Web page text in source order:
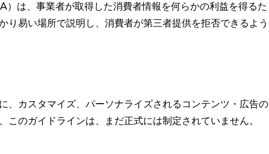
は、事業者が取得した消費者情報を何らかの利益を得るた
り易い場所で説明し、消費者が第三者提供を拒否できるよう
、カスタマイズ、パーソナライズされるコンテンツ・広告の
のガイドラインは、まだ正式には制定されていません。